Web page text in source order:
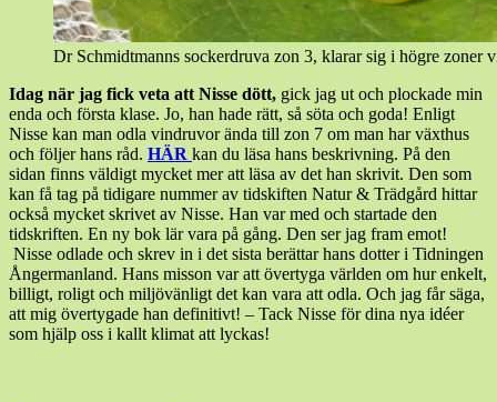
Dr Schmidtmanns sockerdruva zon 3, klarar sig i högre zoner
Idag när jag fick veta att Nisse dött, gick jag ut och plockade min
enda och första klase. Jo, han hade rätt, så söta och goda! Enligt
Nisse kan man odla vindruvor ända till zon 7 om man har växthus
och följer hans råd. HÄR kan du läsa hans beskrivning. På den
sidan finns väldigt mycket mer att läsa av det han skrivit. Den som
kan få tag på tidigare nummer av tidskiften Natur & Trädgård hittar
också mycket skrivet av Nisse. Han var med och startade den
tidskriften. En ny bok lär vara på gång. Den ser jag fram emot!
Nisse odlade och skrev in i det sista berättar hans dotter i Tidningen
Ångermanland. Hans misson var att övertyga världen om hur enkelt,
billigt, roligt och miljövänligt det kan vara att odla. Och jag får säga,
att mig övertygade han definitivt! – Tack Nisse för dina nya idéer
som hjälp oss i kallt klimat att lyckas!